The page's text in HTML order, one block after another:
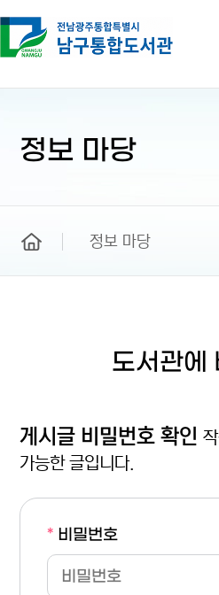
정보 마당
정보 마당
도서관에
게시글 비밀번호 확인
가능한 글입니다.
* 비밀번호